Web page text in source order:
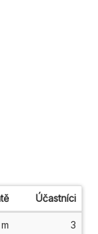
Účastníci
3